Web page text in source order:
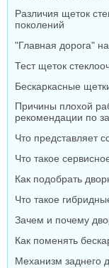
Различия щеток
поколений
"Главная дорога"
Тест щеток
Бескаркасные
Причины плохой
рекомендации по
Что представляет
Что такое
Как подобрать
Что такое
Зачем и почему
Как поменять
Механизм заднего